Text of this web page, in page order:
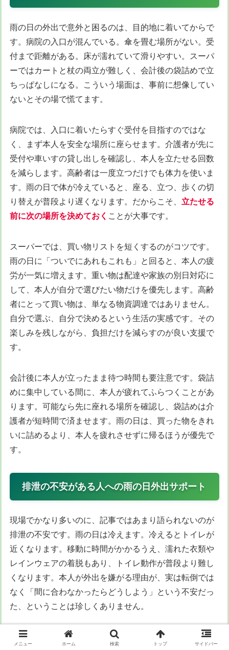
雨の日の外出で意外と困るのは、目的地に着いてからで
す。病院の入口が混んでいる。傘を畳む場所がない。受
付まで距離がある。床が濡れていて滑りやすい。スーパ
ーではカートと杖の両立が難しく、会計後の袋詰めで立
ちっぱなしになる。こういう場面は、事前に想像してい
ないとその場で慌てます。
病院では、入口に着いたらすぐ受付を目指すのではな
く、まず本人を安全な場所に座らせます。介護者が先に
受付や車いすの貸し出しを確認し、本人を立たせる回数
を減らします。高齢者は一度立つだけでも体力を使いま
す。雨の日で体が冷えていると、座る、立つ、歩くの切
り替えが普段より遅くなります。だからこそ、 立たせる
前に次の場所を決めておく ことが大事です。
スーパーでは、買い物リストを短くするのがコツです。
雨の日に「ついでにあれもこれも」と回ると、本人の疲
労が一気に増えます。重い物は配達や家族の別日対応に
して、本人が自分で選びたい物だけを優先します。高齢
者にとって買い物は、単なる物資調達ではありません。
自分で選ぶ、自分で決めるという生活の実感です。その
楽しみを残しながら、負担だけを減らすのが良い支援で
す。
会計後に本人が立ったまま待つ時間も要注意です。袋詰
めに集中している間に、本人が疲れてふらつくことがあ
ります。可能なら先に座れる場所を確認し、袋詰めは介
護者が短時間で済ませます。雨の日は、買った物をきれ
いに詰めるより、本人を疲れさせずに帰るほうが優先で
す。
排泄の不安がある人への雨の日外出サポート
現場でかなり多いのに、記事ではあまり語られないのが
排泄の不安です。雨の日は冷えます。冷えるとトイレが
近くなります。移動に時間がかかるうえ、濡れた衣類や
レインウェアの着脱もあり、トイレ動作が普段より難し
くなります。本人が外出を嫌がる理由が、実は転倒では
なく「間に合わなかったらどうしよう」という不安だっ
た、ということは珍しくありません。
この問題は、本人に「トイレ大丈夫？」と何度も聞くだ
メニュー ホーム 検索 トップ サイドバー